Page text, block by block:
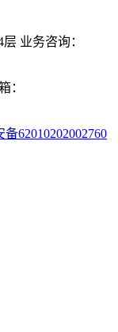
业务咨询：
：
62010202002760